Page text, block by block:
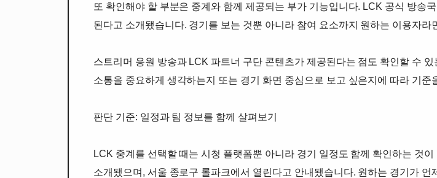
또 확인해야 할 부분은 중계와 함께 제공되는 부가 기능입니다. LCK 공식 방송
된다고 소개됐습니다. 경기를 보는 것뿐 아니라 참여 요소까지 원하는 이용자
스트리머 응원 방송과 LCK 파트너 구단 콘텐츠가 제공된다는 점도 확인할 수
소통을 중요하게 생각하는지 또는 경기 화면 중심으로 보고 싶은지에 따라 기준
판단 기준: 일정과 팀 정보를 함께 살펴보기
LCK 중계를 선택할 때는 시청 플랫폼뿐 아니라 경기 일정도 함께 확인하는 것
소개됐으며, 서울 종로구 롤파크에서 열린다고 안내됐습니다. 원하는 경기가